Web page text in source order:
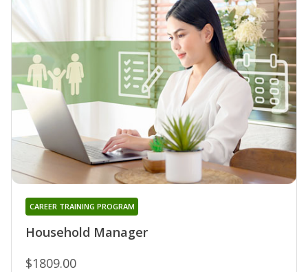
Household Manager
CAREER TRAINING PROGRAM
$1809.00